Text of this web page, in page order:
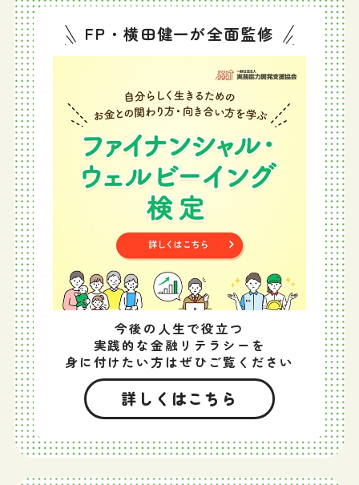
FP・横田健一が全面監修
今後の人生で役立つ
実践的な金融リテラシーを
身に付けたい方はぜひご覧ください
詳しくはこちら